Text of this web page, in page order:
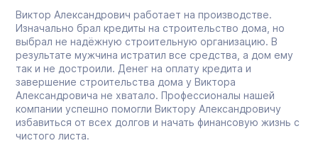
Виктор Александрович работает на производстве.
Изначально брал кредиты на строительство дома, но
выбрал не надёжную строительную организацию. В
результате мужчина истратил все средства, а дом ему
так и не достроили. Денег на оплату кредита и
завершение строительства дома у Виктора
Александровича не хватало. Профессионалы нашей
компании успешно помогли Виктору Александровичу
избавиться от всех долгов и начать финансовую жизнь с
чистого листа.